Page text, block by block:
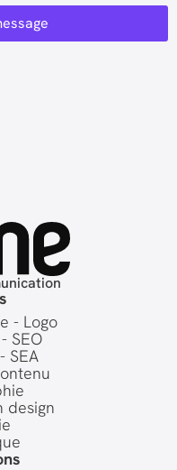
- Logo
SEO
SEA
design